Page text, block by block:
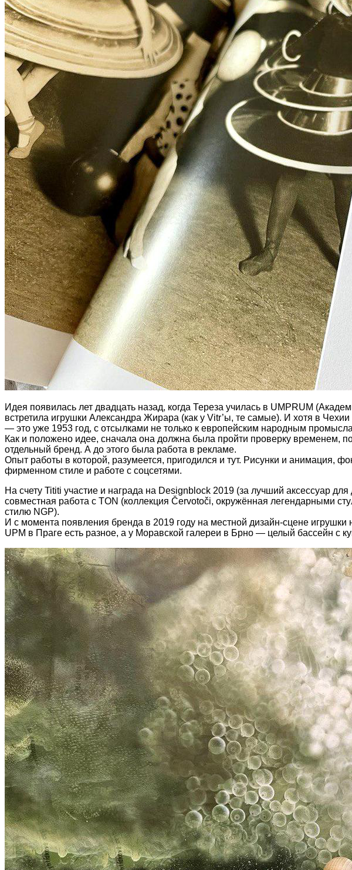
Идея появилась лет двадцать назад, когда Тереза училась в UMPRUM
встретила игрушки Александра Жирара (как у Vitr’ы, те самые). И хотя в
— это уже 1953 год, с отсылками не только к европейским народным
Как и положено идее, сначала она должна была пройти проверку временем,
отдельный бренд. А до этого была работа в рекламе.
Опыт работы в которой, разумеется, пригодился и тут. Рисунки и анимация,
фирменном стиле и работе с соцсетями.
На счету Tititi участие и награда на Designblock 2019 (за лучший аксессуар
совместная работа с TON (коллекция Červotoči, окружённая легендарными
стилю NGP).
И с момента появления бренда в 2019 году на местной дизайн-сцене
UPM в Праге есть разное, а у Моравской галереи в Брно — целый бассейн с